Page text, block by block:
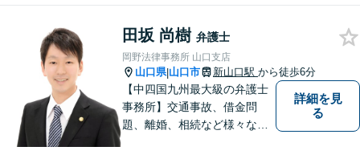
田坂 尚樹 弁護士
岡野法律事務所 山口支店
山口県|山口市 新山口駅 から徒歩6分
【中四国九州最大級の弁護士
事務所】交通事故、借金問
題、離婚、相続など様々な問
詳細を見
る